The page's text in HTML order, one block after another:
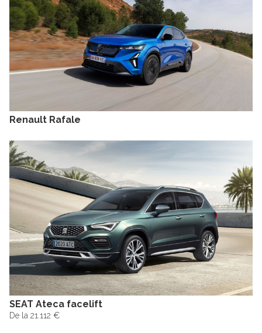
Renault Rafale
SEAT Ateca facelift
De la 21.112 €